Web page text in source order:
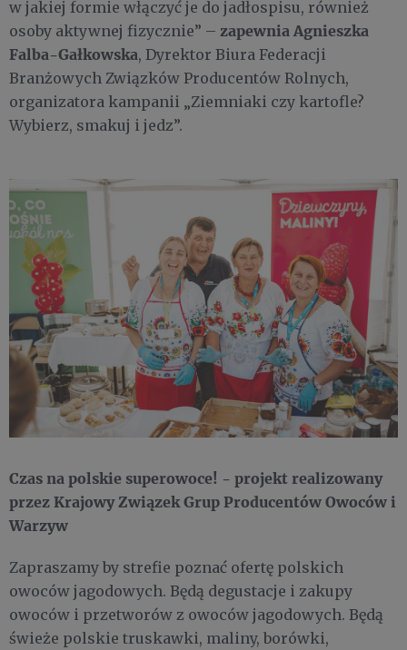
w jakiej formie włączyć je do jadłospisu, również
osoby aktywnej fizycznie” – zapewnia Agnieszka
Falba-Gałkowska, Dyrektor Biura Federacji
Branżowych Związków Producentów Rolnych,
organizatora kampanii „Ziemniaki czy kartofle?
Wybierz, smakuj i jedz”.
Czas na polskie superowoce! - projekt realizowany
przez Krajowy Związek Grup Producentów Owoców i
Warzyw
Zapraszamy by strefie poznać ofertę polskich
owoców jagodowych. Będą degustacje i zakupy
owoców i przetworów z owoców jagodowych. Będą
świeże polskie truskawki, maliny, borówki,